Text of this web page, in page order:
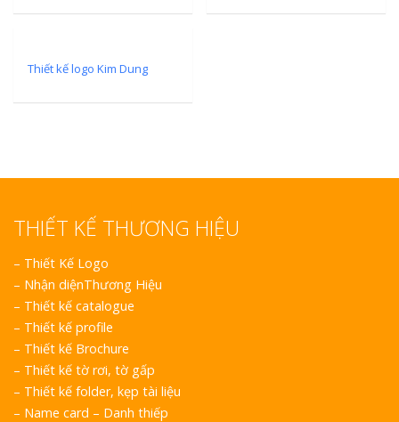
Thiết kế logo Kim Dung
THIẾT KẾ THƯƠNG HIỆU
– Thiết Kế Logo
– Nhận diệnThương Hiệu
– Thiết kế catalogue
– Thiết kế profile
– Thiết kế Brochure
– Thiết kế tờ rơi, tờ gấp
– Thiết kế folder, kẹp tài liệu
– Name card – Danh thiếp